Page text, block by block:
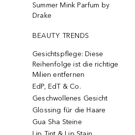
Summer Mink Parfum by
Drake
BEAUTY TRENDS
Gesichtspflege: Diese
Reihenfolge ist die richtige
Milien entfernen
EdP, EdT & Co.
Geschwollenes Gesicht
Glossing für die Haare
Gua Sha Steine